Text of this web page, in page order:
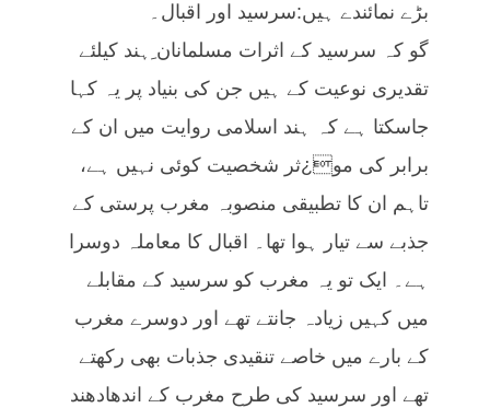
بڑے نمائندے ہیں:سرسید اور اقبال۔
گو کہ سرسید کے اثرات مسلمانان ِہند کیلئے
تقدیری نوعیت کے ہیں جن کی بنیاد پر یہ کہا
جاسکتا ہے کہ ہند اسلامی روایت میں ان کے
برابر کی مو¿ثر شخصیت کوئی نہیں ہے،
تاہم ان کا تطبیقی منصوبہ مغرب پرستی کے
جذبے سے تیار ہوا تھا۔ اقبال کا معاملہ دوسرا
ہے۔ ایک تو یہ مغرب کو سرسید کے مقابلے
میں کہیں زیادہ جانتے تھے اور دوسرے مغرب
کے بارے میں خاصے تنقیدی جذبات بھی رکھتے
تھے اور سرسید کی طرح مغرب کے اندھادھند